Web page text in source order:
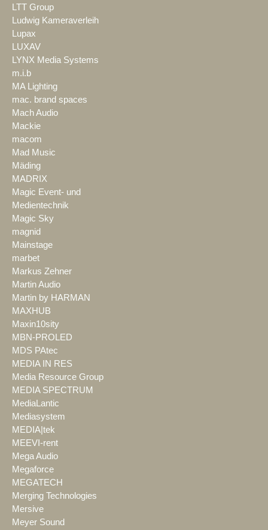
LTT Group
Ludwig Kameraverleih
Lupax
LUXAV
LYNX Media Systems
m.i.b
MA Lighting
mac. brand spaces
Mach Audio
Mackie
macom
Mad Music
Mäding
MADRIX
Magic Event- und
Medientechnik
Magic Sky
magnid
Mainstage
marbet
Markus Zehner
Martin Audio
Martin by HARMAN
MAXHUB
Maxin10sity
MBN-PROLED
MDS PAtec
MEDIA IN RES
Media Resource Group
MEDIA SPECTRUM
MediaLantic
Mediasystem
MEDIA|tek
MEEVI-rent
Mega Audio
Megaforce
MEGATECH
Merging Technologies
Mersive
Meyer Sound